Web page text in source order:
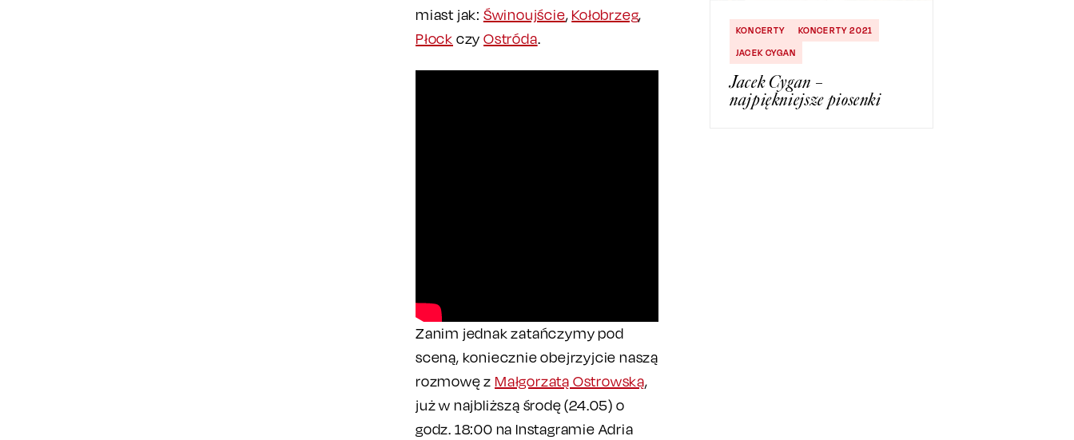
miast jak: Świnoujście, Kołobrzeg,
Płock czy Ostróda.
Zanim jednak zatańczymy pod
sceną, koniecznie obejrzyjcie naszą
rozmowę z Małgorzatą Ostrowską,
już w najbliższą środę (24.05) o
godz. 18:00 na Instagramie Adria
KONCERTY
KONCERTY 2021
JACEK CYGAN
Jacek Cygan –
najpiękniejsze piosenki